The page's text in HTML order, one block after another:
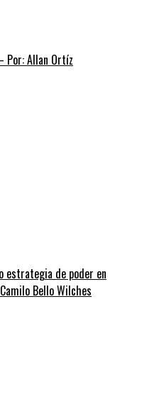
Por: Allan Ortíz
estrategia de poder en
Bello Wilches